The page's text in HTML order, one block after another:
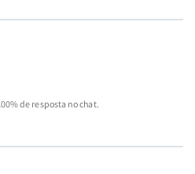
de resposta no chat.